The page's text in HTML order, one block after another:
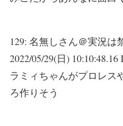
129: 名無しさん＠実況は
2022/05/29(日) 10:10:48.16
ラミィちゃんがプロレス
ろ作りそう